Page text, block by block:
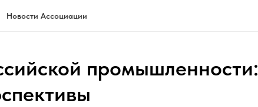
Новости Ассоциации
промышленности: